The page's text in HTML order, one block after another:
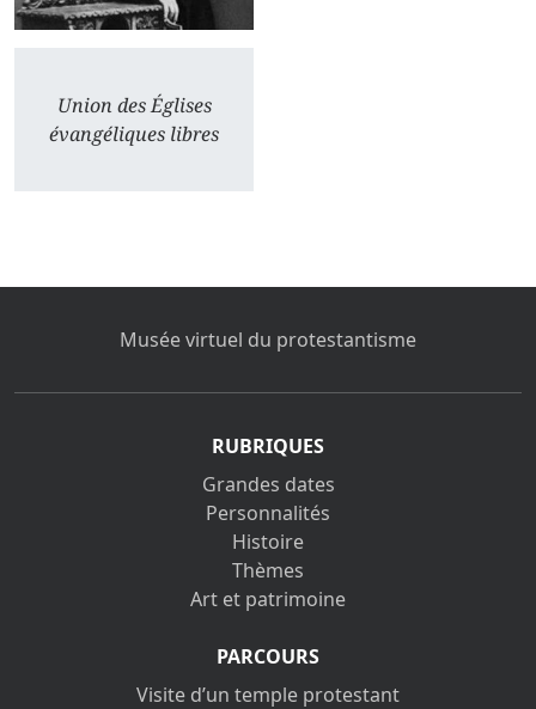
Union des Églises
évangéliques libres
Musée virtuel du protestantisme
RUBRIQUES
Grandes dates
Personnalités
Histoire
Thèmes
Art et patrimoine
PARCOURS
Visite d’un temple protestant